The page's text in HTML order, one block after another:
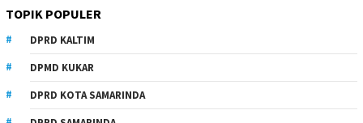
TOPIK POPULER
DPRD KALTIM
DPMD KUKAR
DPRD KOTA SAMARINDA